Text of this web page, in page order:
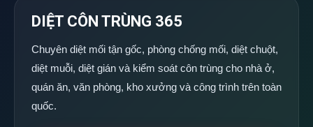
DIỆT CÔN TRÙNG 365
Chuyên diệt mối tận gốc, phòng chống mối, diệt chuột,
diệt muỗi, diệt gián và kiểm soát côn trùng cho nhà ở,
quán ăn, văn phòng, kho xưởng và công trình trên toàn
quốc.